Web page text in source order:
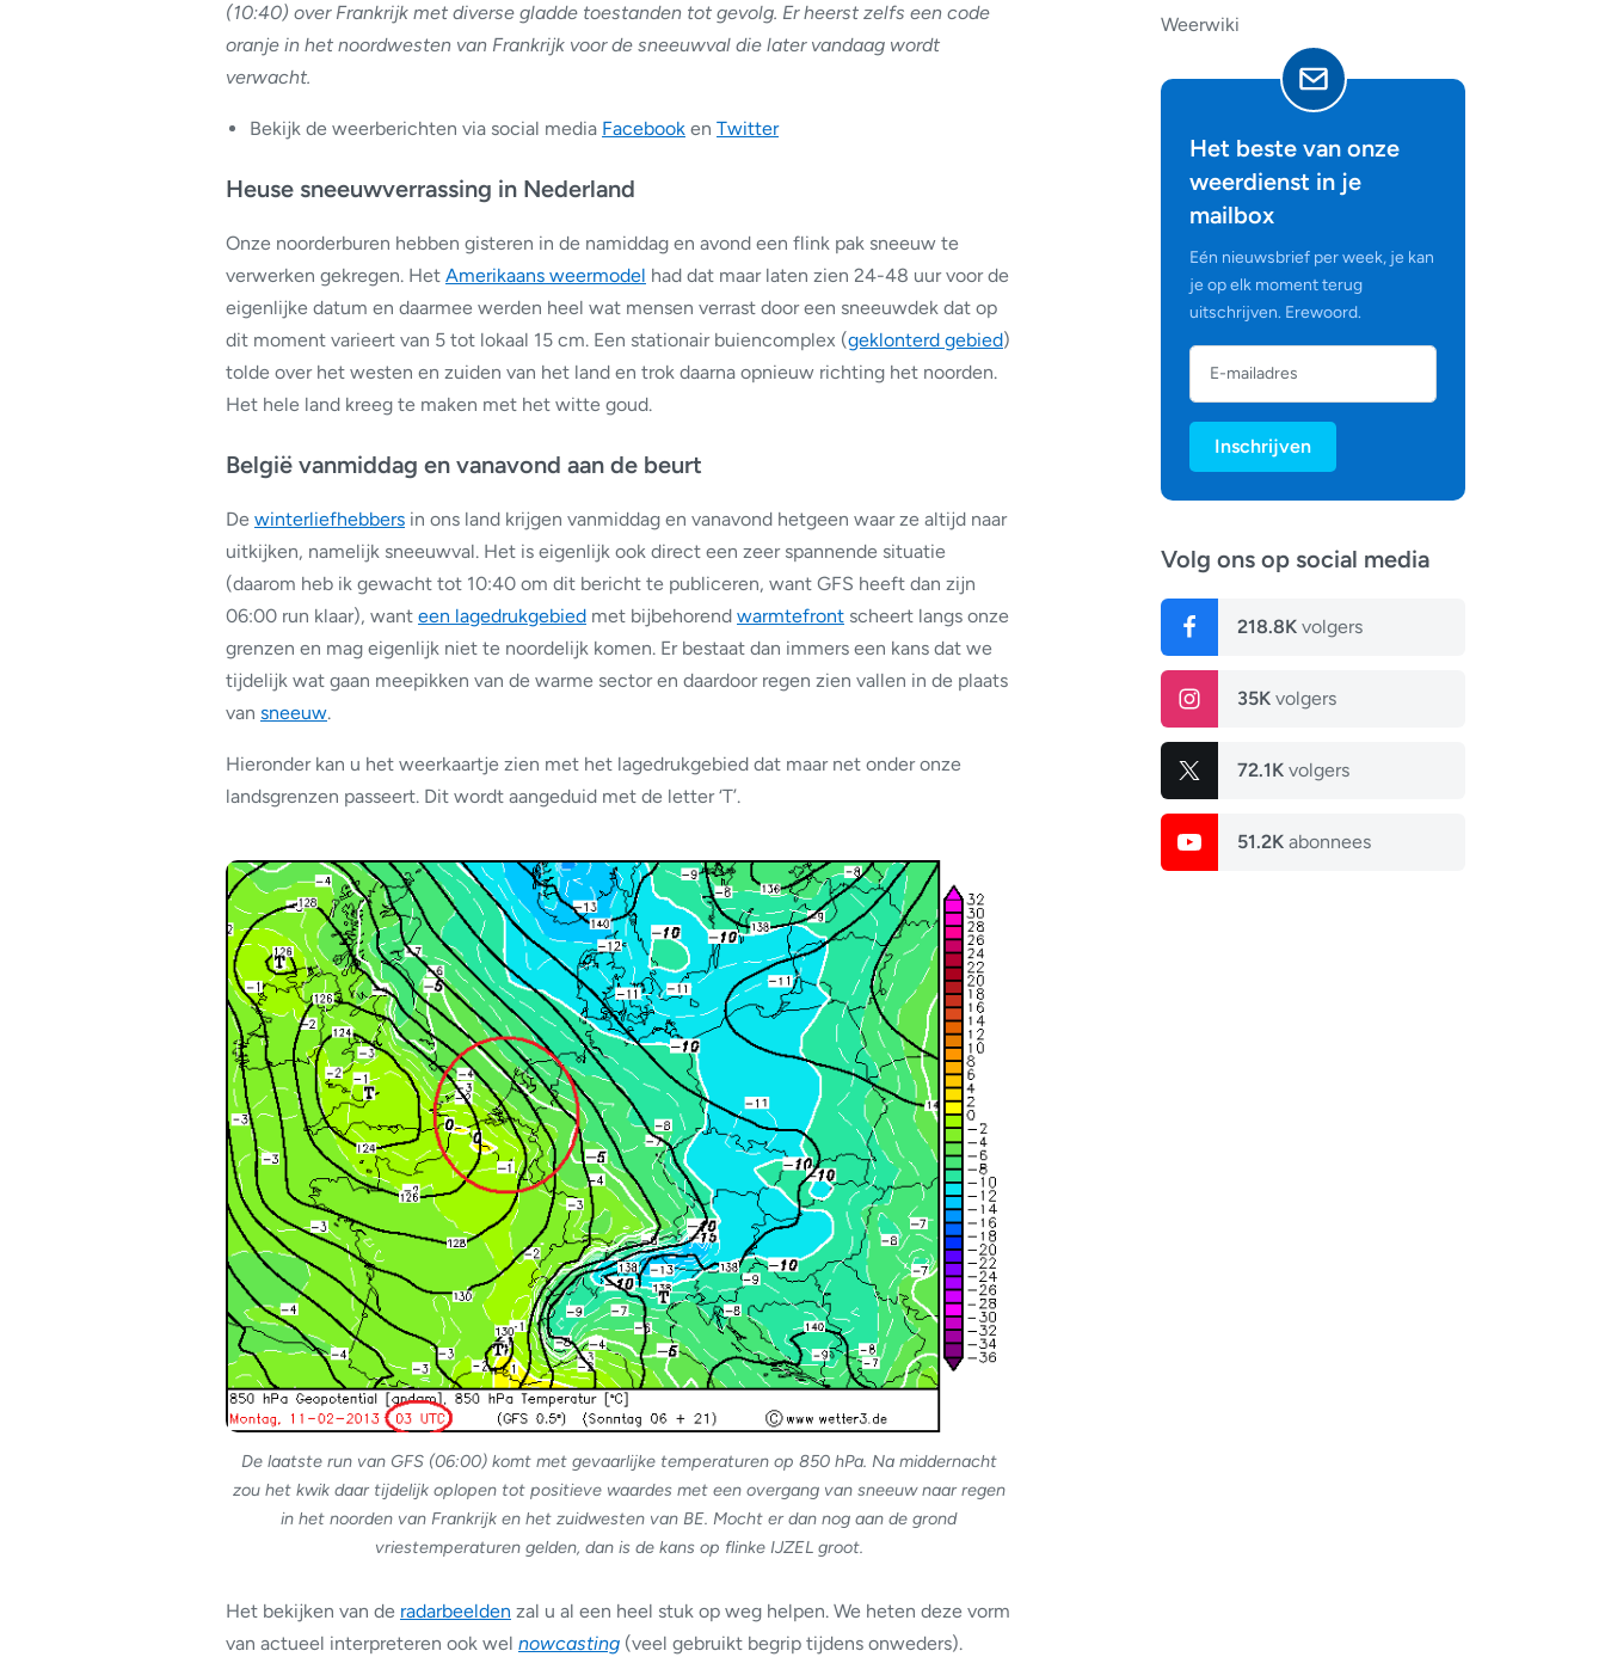
Weerwiki
Het beste van onze
weerdienst in je
mailbox
Eén nieuwsbrief per week, je kan
je op elk moment terug
uitschrijven. Erewoord.
Inschrijven
Volg ons op social media
218.8K volgers
35K volgers
72.1K volgers
51.2K abonnees
(10:40) over Frankrijk met diverse gladde toestanden tot gevolg. Er heerst zelfs een code
oranje in het noordwesten van Frankrijk voor de sneeuwval die later vandaag wordt
verwacht.
Bekijk de weerberichten via social media Facebook en Twitter
Heuse sneeuwverrassing in Nederland
Onze noorderburen hebben gisteren in de namiddag en avond een flink pak sneeuw te
verwerken gekregen. Het Amerikaans weermodel had dat maar laten zien 24-48 uur voor de
eigenlijke datum en daarmee werden heel wat mensen verrast door een sneeuwdek dat op
dit moment varieert van 5 tot lokaal 15 cm. Een stationair buiencomplex (geklonterd gebied)
tolde over het westen en zuiden van het land en trok daarna opnieuw richting het noorden.
Het hele land kreeg te maken met het witte goud.
België vanmiddag en vanavond aan de beurt
De winterliefhebbers in ons land krijgen vanmiddag en vanavond hetgeen waar ze altijd naar
uitkijken, namelijk sneeuwval. Het is eigenlijk ook direct een zeer spannende situatie
(daarom heb ik gewacht tot 10:40 om dit bericht te publiceren, want GFS heeft dan zijn
06:00 run klaar), want een lagedrukgebied met bijbehorend warmtefront scheert langs onze
grenzen en mag eigenlijk niet te noordelijk komen. Er bestaat dan immers een kans dat we
tijdelijk wat gaan meepikken van de warme sector en daardoor regen zien vallen in de plaats
van sneeuw.
Hieronder kan u het weerkaartje zien met het lagedrukgebied dat maar net onder onze
landsgrenzen passeert. Dit wordt aangeduid met de letter ‘T’.
De laatste run van GFS (06:00) komt met gevaarlijke temperaturen op 850 hPa. Na middernacht
zou het kwik daar tijdelijk oplopen tot positieve waardes met een overgang van sneeuw naar regen
in het noorden van Frankrijk en het zuidwesten van BE. Mocht er dan nog aan de grond
vriestemperaturen gelden, dan is de kans op flinke IJZEL groot.
Het bekijken van de radarbeelden zal u al een heel stuk op weg helpen. We heten deze vorm
van actueel interpreteren ook wel nowcasting (veel gebruikt begrip tijdens onweders).